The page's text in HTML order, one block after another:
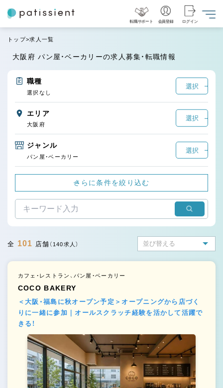
転職サポート 会員登録 ログイン
トップ 求人一覧
大阪府 パン屋・ベーカリーの求人募集・転職情報
職種
選択
選択なし
エリア
選択
大阪府
ジャンル
選択
パン屋・ベーカリー
さらに条件を絞り込む
全 101 店舗 （140求人）
カフェ・レストラン、パン屋・ベーカリー
COCO BAKERY
＜大阪・福島に秋オープン予定＞オープニングから店づく
りに一緒に参加｜オールスクラッチ経験を活かして活躍で
きる！